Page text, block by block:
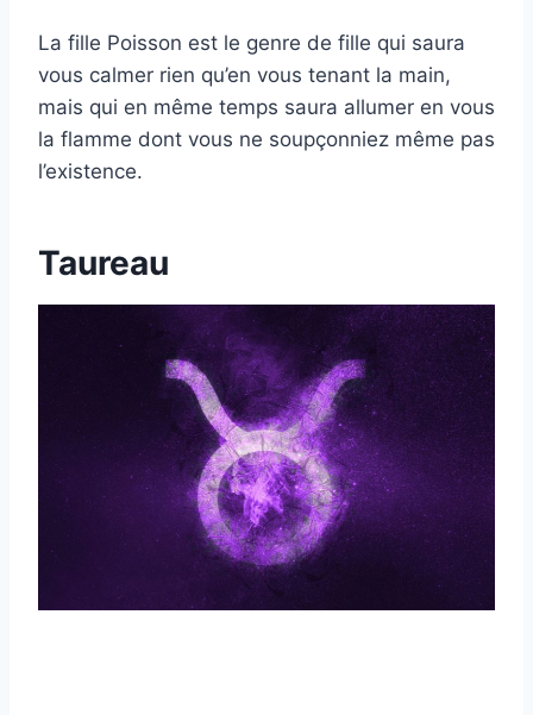
La fille Poisson est le genre de fille qui saura
vous calmer rien qu’en vous tenant la main,
mais qui en même temps saura allumer en vous
la flamme dont vous ne soupçonniez même pas
l’existence.
Taureau